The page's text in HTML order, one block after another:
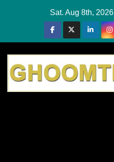
Sat. Aug 8th, 2026